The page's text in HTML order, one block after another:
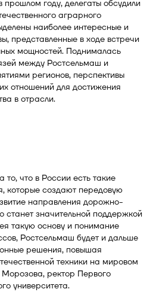
прошлом году, делегаты обсудили
аграрного
наиболее интересные и
представленные в ходе встречи
мощностей. Поднималась
между Ростсельмаш и
регионов, перспективы
отношений для достижения
в отрасли.
что в России есть такие
которые создают передовую
направления дорожно-
станет значительной поддержкой
такую основу и понимание
Ростсельмаш будет и дальше
решения, повышая
техники на мировом
ректор Первого
университета.